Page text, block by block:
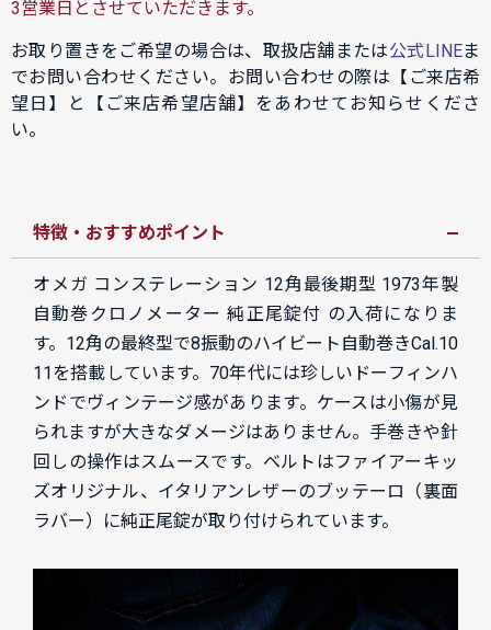
3営業日とさせていただきます。
お取り置きをご希望の場合は、取扱店舗または公式LINEま
でお問い合わせください。お問い合わせの際は【ご来店希
望日】と【ご来店希望店舗】をあわせてお知らせくださ
い。
特徴・おすすめポイント
オメガ コンステレーション 12角最後期型 1973年製
自動巻クロノメーター 純正尾錠付 の入荷になりま
す。 12角の最終型で8振動のハイビート自動巻きCal.10
11を搭載しています。70年代には珍しいドーフィンハ
ンドでヴィンテージ感があります。ケースは小傷が見
られますが大きなダメージはありません。手巻きや針
回しの操作はスムースです。ベルトはファイアーキッ
ズオリジナル、イタリアンレザーのブッテーロ（裏面
ラバー）に純正尾錠が取り付けられています。